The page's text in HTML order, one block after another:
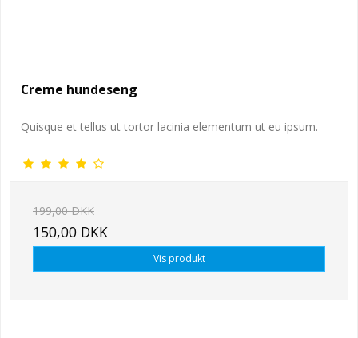
Creme hundeseng
Quisque et tellus ut tortor lacinia elementum ut eu ipsum.
199,00 DKK
150,00 DKK
Vis produkt